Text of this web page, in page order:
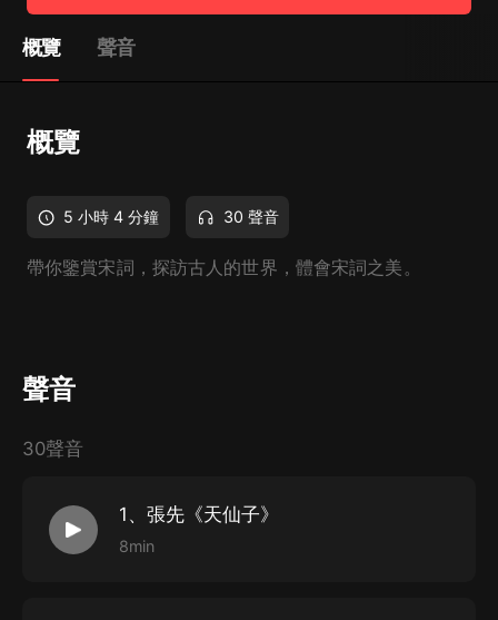
概覽 聲音
概覽
5 小時 4 分鐘 30 聲音
帶你鑒賞宋詞，探訪古人的世界，體會宋詞之美。
聲音
30聲音
1、張先《天仙子》
8min